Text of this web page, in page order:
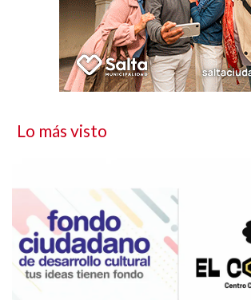
Lo más visto